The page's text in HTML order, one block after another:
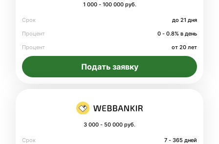
1 000 - 100 000 руб.
Срок
до 21 дня
Процент
0 - 0.8% в день
Процент
от 20 лет
Подать заявку
3 000 - 50 000 руб.
Срок
7 - 365 дней